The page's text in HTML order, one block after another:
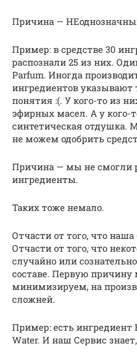
Причина —
Пример: в средстве 30
распознали 25 из них.
Parfum. Иногда
ингредиентов указывают
понятия :(. У кого-то из
эфирных масел. А у кого-
синтетическая отдушка.
не можем одобрить
Причина — мы не смогли
ингредиенты.
Таких тоже немало.
Отчасти от того, что наша
Отчасти от того, что
случайно или
составе. Первую
минимизируем, на
сложней.
Пример: есть ингредиент
Water. И наш Сервис знает,